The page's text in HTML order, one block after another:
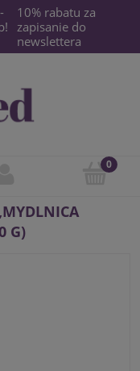
10% rabatu za
zapisanie do
newslettera
G)